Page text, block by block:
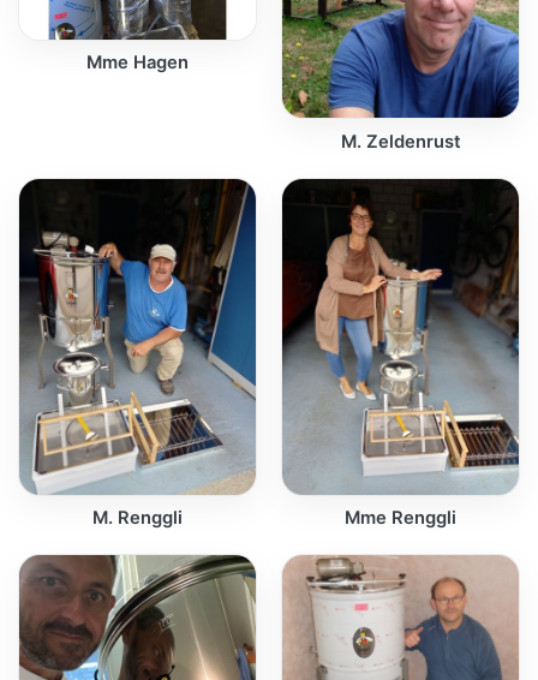
Mme Hagen
M. Zeldenrust
M. Renggli Mme Renggli